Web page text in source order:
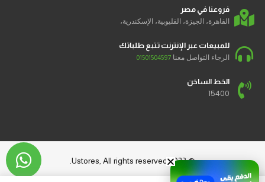
فروعنا في مصر
القاهرة، الجيزة، القليوبية، الإسكندرية،
للمبيعات عبر الإنترنت تتبع طلباتك
الرجاء التواصل معنا 01501504597
الخط الساخن
15400
© 2023 Ustores, All rights reserved.